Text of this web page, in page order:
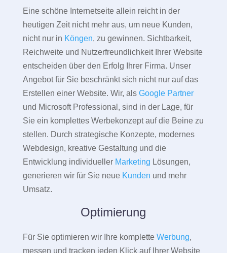
Eine schöne Internetseite allein reicht in der
heutigen Zeit nicht mehr aus, um neue Kunden,
nicht nur in Köngen, zu gewinnen. Sichtbarkeit,
Reichweite und Nutzerfreundlichkeit Ihrer Website
entscheiden über den Erfolg Ihrer Firma. Unser
Angebot für Sie beschränkt sich nicht nur auf das
Erstellen einer Website. Wir, als Google Partner
und Microsoft Professional, sind in der Lage, für
Sie ein komplettes Werbekonzept auf die Beine zu
stellen. Durch strategische Konzepte, modernes
Webdesign, kreative Gestaltung und die
Entwicklung individueller Marketing Lösungen,
generieren wir für Sie neue Kunden und mehr
Umsatz.
Optimierung
Für Sie optimieren wir Ihre komplette Werbung,
messen und tracken jeden Klick auf Ihrer Website